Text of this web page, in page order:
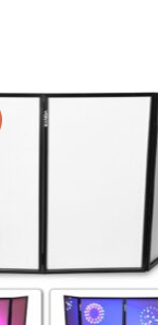
Toevoegen
wenslijst